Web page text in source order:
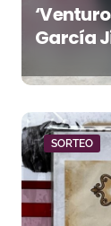
García
SORTEO